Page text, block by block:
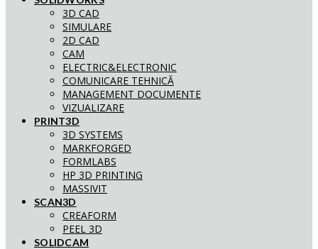
3D CAD
SIMULARE
2D CAD
CAM
ELECTRIC&ELECTRONIC
COMUNICARE TEHNICĂ
MANAGEMENT DOCUMENTE
VIZUALIZARE
PRINT3D
3D SYSTEMS
MARKFORGED
FORMLABS
HP 3D PRINTING
MASSIVIT
SCAN3D
CREAFORM
PEEL 3D
SOLIDCAM